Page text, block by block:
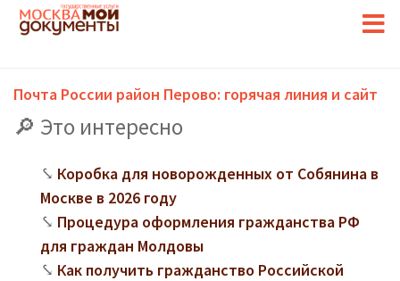
Почта России район Перово: горячая линия и сайт
Это интересно
Коробка для новорожденных от Собянина в
Москве в 2026 году
Процедура оформления гражданства РФ
для граждан Молдовы
Как получить гражданство Российской